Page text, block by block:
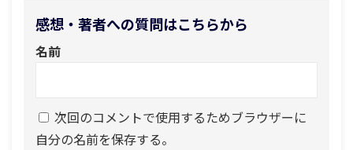
感想・著者への質問はこちらから
名前
次回のコメントで使用するためブラウザーに
自分の名前を保存する。